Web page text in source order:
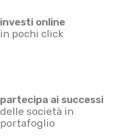
investi online
in pochi click
partecipa ai successi
delle società in
portafoglio